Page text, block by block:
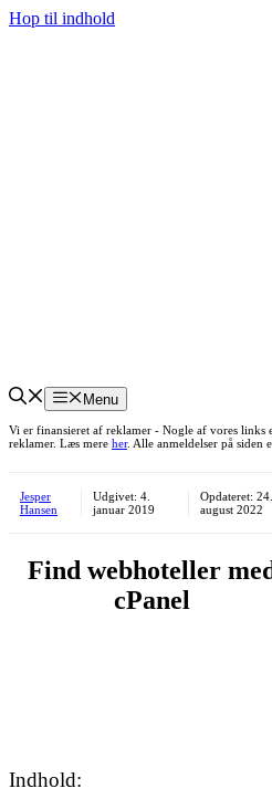
Hop til indhold
Menu
Vi er finansieret af reklamer - Nogle af vores links
reklamer. Læs mere her. Alle anmeldelser på siden
Jesper
Hansen
Udgivet: 4.
januar 2019
Opdateret: 24.
august 2022
Find webhoteller
cPanel
Indhold: